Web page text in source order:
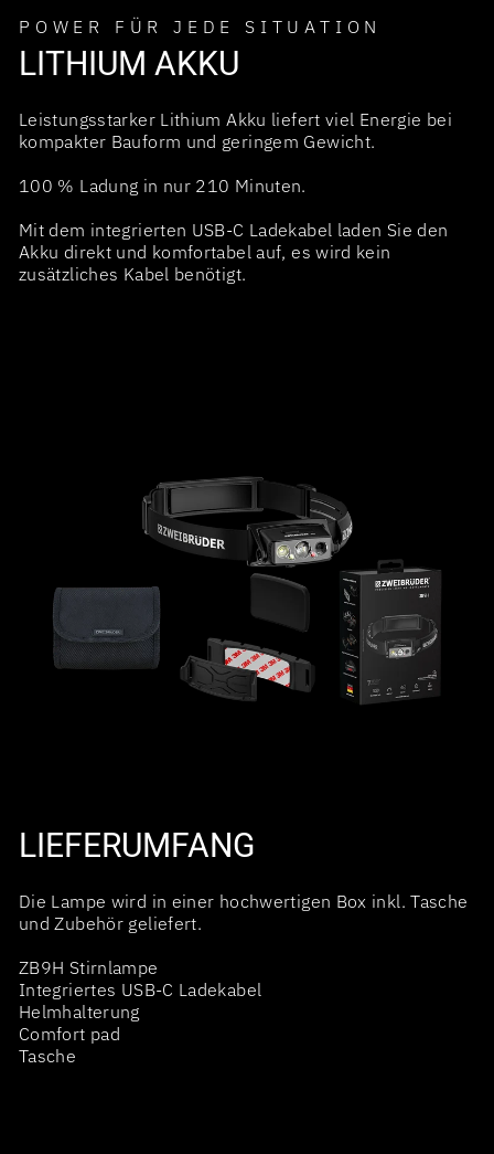
POWER FÜR JEDE SITUATION
LITHIUM AKKU
Leistungsstarker Lithium Akku liefert viel Energie bei
kompakter Bauform und geringem Gewicht.
100 % Ladung in nur 210 Minuten.
Mit dem integrierten USB-C Ladekabel laden Sie den
Akku direkt und komfortabel auf, es wird kein
zusätzliches Kabel benötigt.
LIEFERUMFANG
Die Lampe wird in einer hochwertigen Box inkl. Tasche
und Zubehör geliefert.
ZB9H Stirnlampe
Integriertes USB-C Ladekabel
Helmhalterung
Comfort pad
Tasche